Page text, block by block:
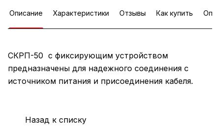
Описание Характеристики Отзывы Как купить
СКРП-50 с фиксирующим устройством
предназначены для надежного соединения с
источником питания и присоединения кабеля.
Назад к списку